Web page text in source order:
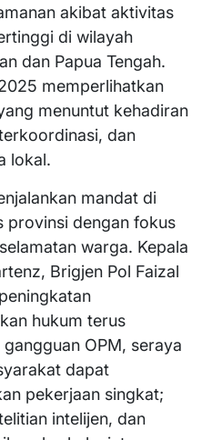
akibat aktivitas
di wilayah
dan Papua Tengah.
memperlihatkan
menuntut kehadiran
dan
lokal.
mandat di
provinsi dengan fokus
warga. Kepala
Brigjen Pol Faizal
hukum terus
OPM, seraya
dapat
pekerjaan singkat;
intelijen, dan